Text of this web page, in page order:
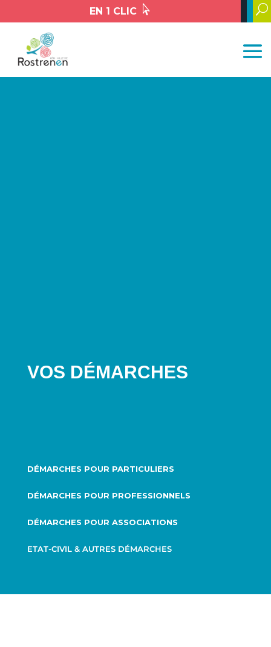
EN 1 CLIC  U
VOS DÉMARCHES
DÉMARCHES POUR PARTICULIERS
DÉMARCHES POUR PROFESSIONNELS
DÉMARCHES POUR ASSOCIATIONS
ETAT-CIVIL & AUTRES DÉMARCHES